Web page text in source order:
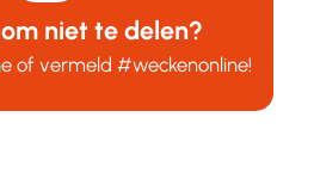
niet te delen?
of vermeld#weckenonline!